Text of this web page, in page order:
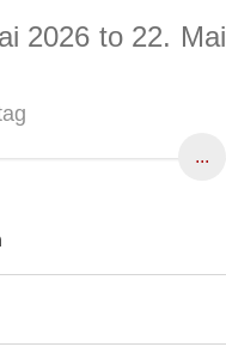
2026 to 22. Mai
...